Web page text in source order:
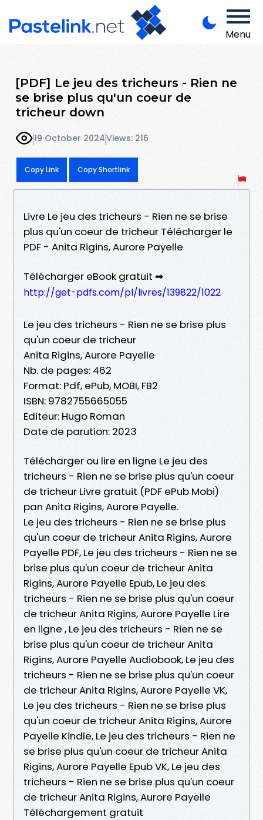
Menu
[PDF] Le jeu des tricheurs - Rien ne
se brise plus qu'un coeur de
tricheur down
19 October 2024Views: 216
Copy Link Copy Shortlink
Livre Le jeu des tricheurs - Rien ne se brise
plus qu'un coeur de tricheur Télécharger le
PDF - Anita Rigins, Aurore Payelle
Télécharger eBook gratuit ➡
http://get-pdfs.com/pl/livres/139822/1022
Le jeu des tricheurs - Rien ne se brise plus
qu'un coeur de tricheur
Anita Rigins, Aurore Payelle
Nb. de pages: 462
Format: Pdf, ePub, MOBI, FB2
ISBN: 9782755665055
Editeur: Hugo Roman
Date de parution: 2023
Télécharger ou lire en ligne Le jeu des
tricheurs - Rien ne se brise plus qu'un coeur
de tricheur Livre gratuit (PDF ePub Mobi)
pan Anita Rigins, Aurore Payelle.
Le jeu des tricheurs - Rien ne se brise plus
qu'un coeur de tricheur Anita Rigins, Aurore
Payelle PDF, Le jeu des tricheurs - Rien ne se
brise plus qu'un coeur de tricheur Anita
Rigins, Aurore Payelle Epub, Le jeu des
tricheurs - Rien ne se brise plus qu'un coeur
de tricheur Anita Rigins, Aurore Payelle Lire
en ligne , Le jeu des tricheurs - Rien ne se
brise plus qu'un coeur de tricheur Anita
Rigins, Aurore Payelle Audiobook, Le jeu des
tricheurs - Rien ne se brise plus qu'un coeur
de tricheur Anita Rigins, Aurore Payelle VK,
Le jeu des tricheurs - Rien ne se brise plus
qu'un coeur de tricheur Anita Rigins, Aurore
Payelle Kindle, Le jeu des tricheurs - Rien ne
se brise plus qu'un coeur de tricheur Anita
Rigins, Aurore Payelle Epub VK, Le jeu des
tricheurs - Rien ne se brise plus qu'un coeur
de tricheur Anita Rigins, Aurore Payelle
Téléchargement gratuit